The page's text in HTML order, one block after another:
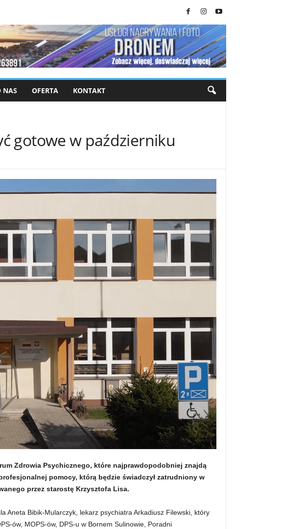
NAS OFERTA KONTAKT
gotowe w październiku
Zdrowia Psychicznego, które najprawdopodobniej znajdą
pomocy, którą będzie świadczył zatrudniony w
przez starostę Krzysztofa Lisa.
Aneta Bibik-Mularczyk, lekarz psychiatra Arkadiusz Filewski, który
ów, MOPS-ów, DPS-u w Bornem Sulinowie, Poradni